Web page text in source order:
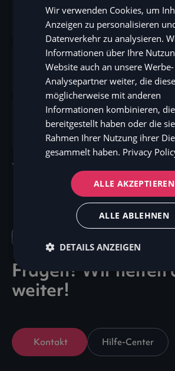
E-Commerce-Plattformen
DMS-Integration
Verendus
Ressourcen für Entwickler Hier
*Haftungsausschluss: Die Bedingungen können je nach
Fragen? Wir helfen
weiter!
Kontakt Hilfe-Center
Wir verwenden Cookies, um
Anzeigen zu personalisieren
Datenverkehr zu analysieren.
Informationen über Ihre
Website auch an unsere
Analysepartner weiter, die diese
möglicherweise mit anderen
Informationen kombinieren,
bereitgestellt haben oder die
Rahmen Ihrer Nutzung ihrer
gesammelt haben. Privacy
ALLE AKZEPTIEREN
ALLE ABLEHNEN
DETAILS ANZEIGEN